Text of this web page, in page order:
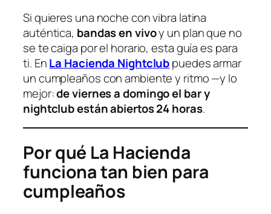
Si quieres una noche con vibra latina
auténtica, bandas en vivoy un plan que no
se te caiga por el horario, esta guía es para
ti. EnLa Hacienda Nightclubpuedes armar
un cumpleaños con ambiente y ritmo —y lo
mejor:de viernes a domingo el bar y
nightclub están abiertos 24 horas.
Por qué La Hacienda
funciona tan bien para
cumpleaños